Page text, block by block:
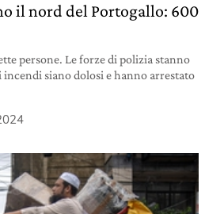
il nord del Portogallo: 600
persone. Le forze di polizia stanno
siano dolosi e hanno arrestato